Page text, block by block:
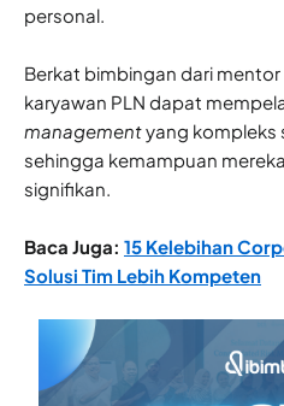
personal.
Berkat bimbingan dari
karyawan PLN dapat
managementyang kompleks
sehingga kemampuan
signifikan.
Baca Juga: 15 Kelebihan
Solusi Tim Lebih Kompeten